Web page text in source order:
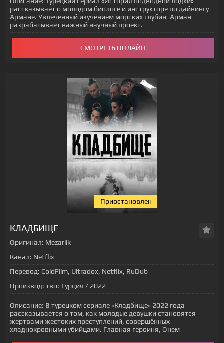
рассказывает о молодом биологе и инструкторе по дайвингу
Армане. Увлеченный изучением морских глубин, Арман
разрабатывает важный научный проект.
СМОТРЕТЬ ОНЛАЙН
Приостановлен
КЛАДБИЩЕ
Оригинал: Mezarlik
Канал: Netflix
Перевод: ColdFilm, Ultradox, Netflix, RuDub
Производство: Турция / 2022
Описание: В турецком сериале «Кладбище» 2022 года
рассказывается о том, как молодые девушки становятся
жертвами жестоких преступлений, совершённых
хладнокровными убийцами. Главная героиня, Онем